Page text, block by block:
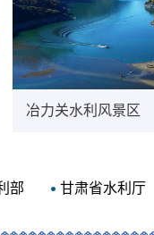
冶力关水利风景区
部 甘肃省水利厅